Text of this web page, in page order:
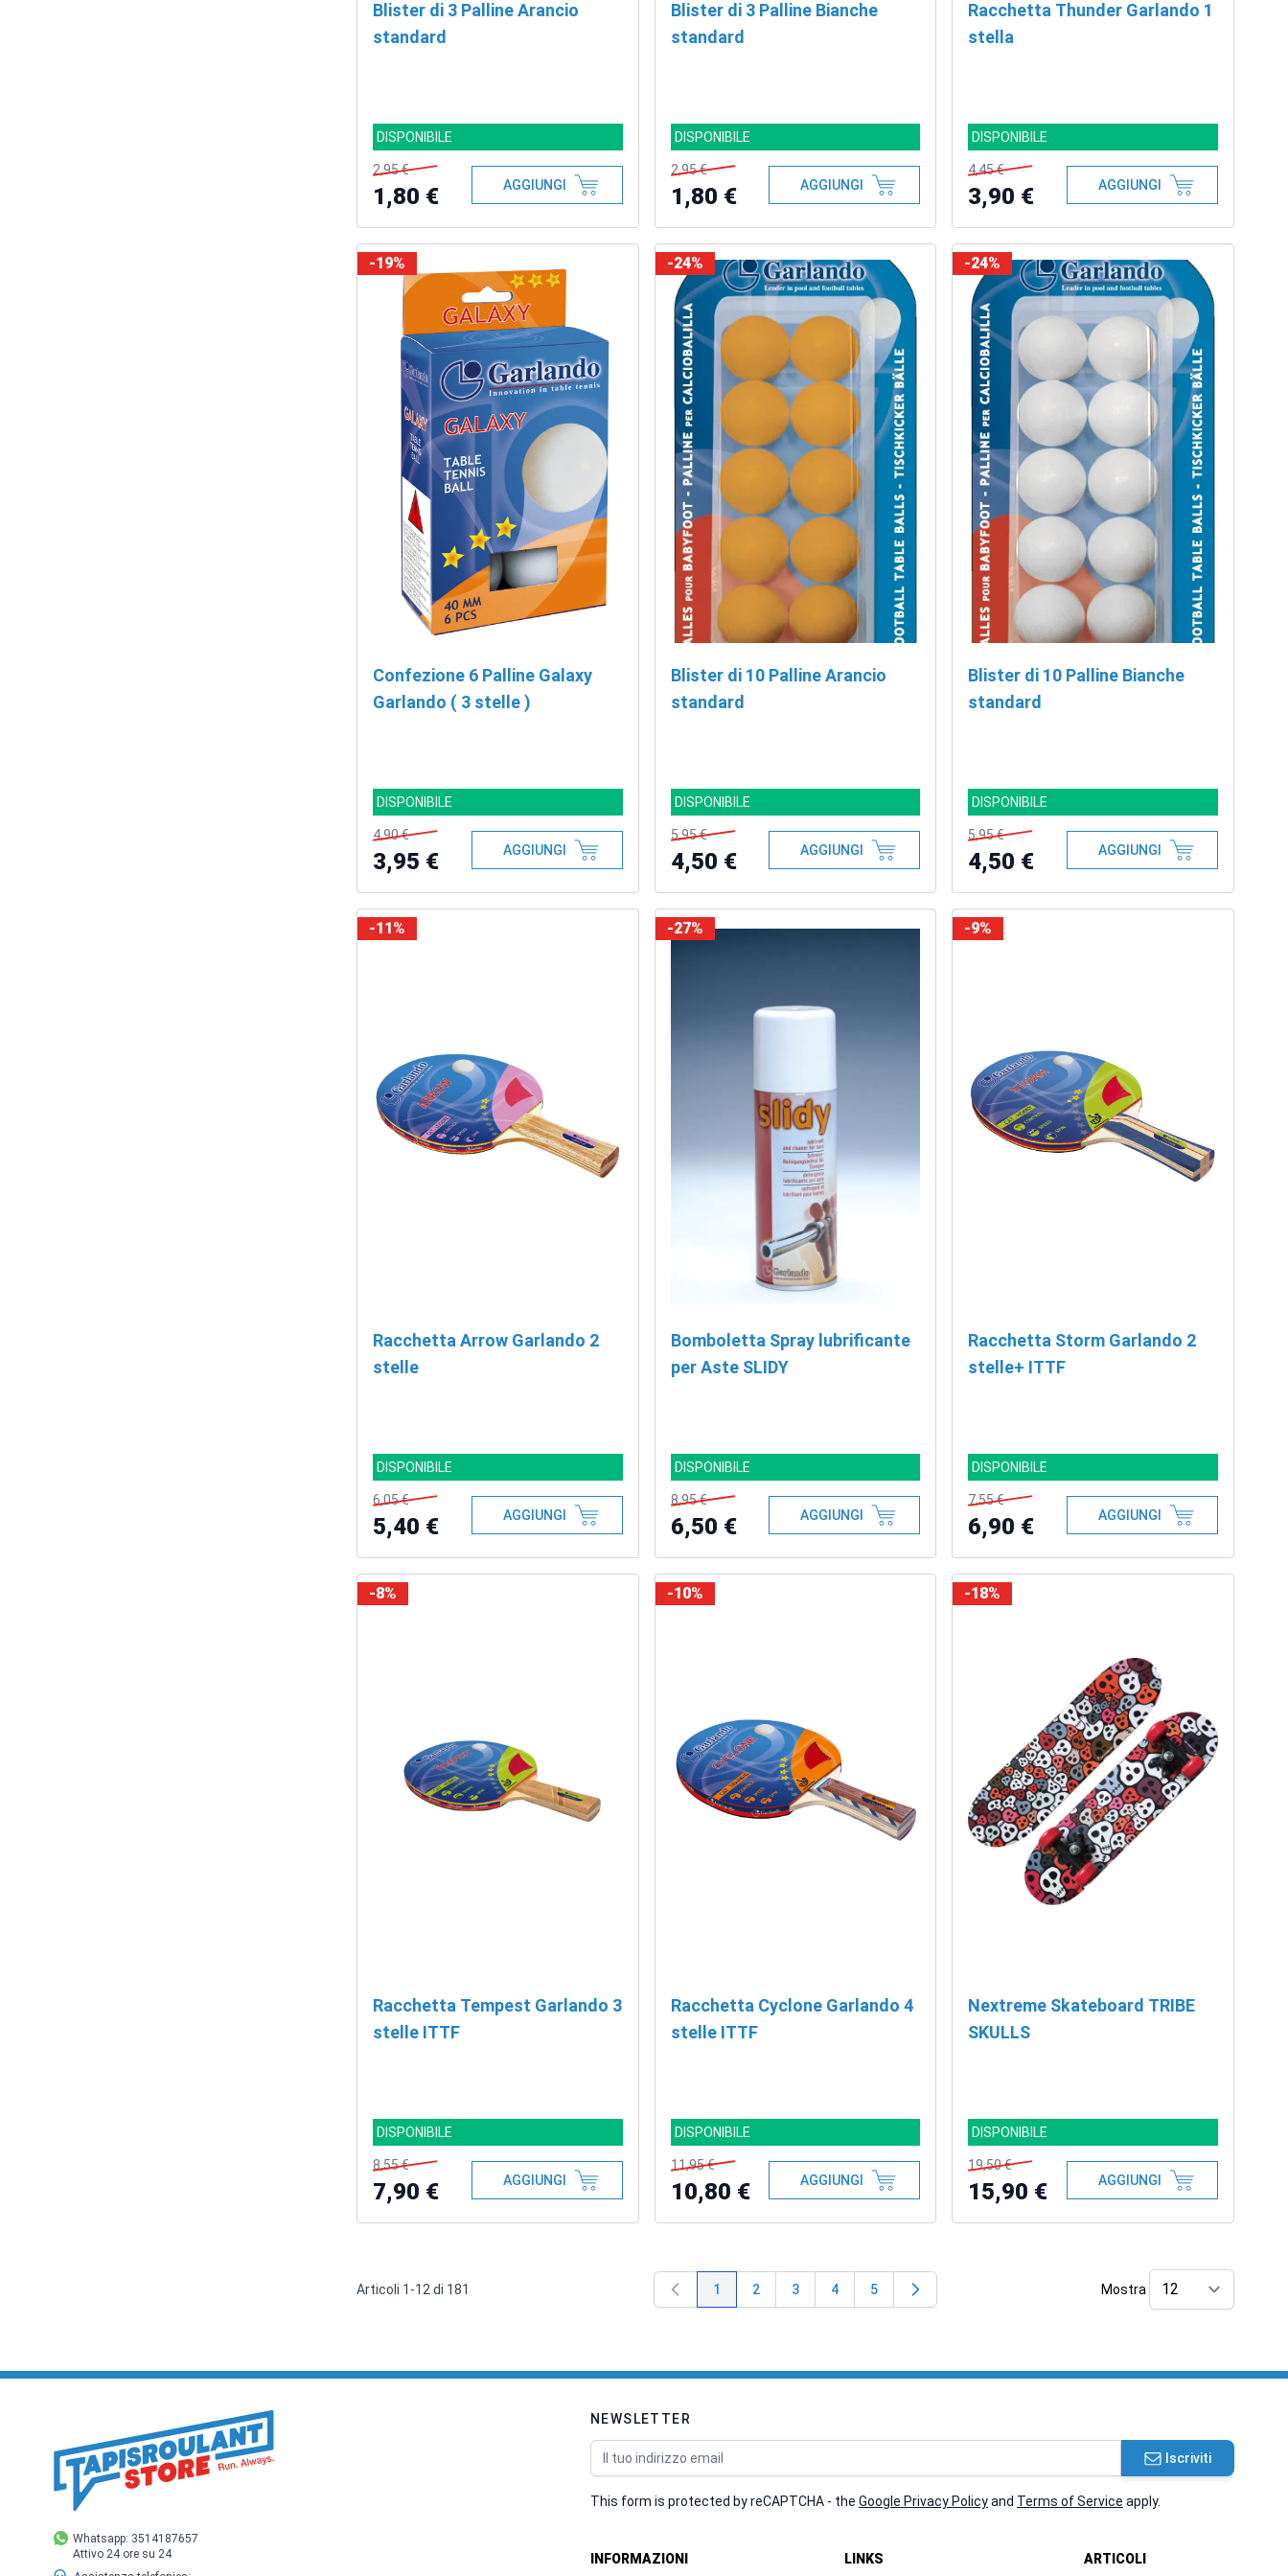
Blister di 3 Palline Arancio
standard
DISPONIBILE
2,95 €
1,80 € AGGIUNGI
Blister di 3 Palline Bianche
standard
DISPONIBILE
2,95 €
1,80 € AGGIUNGI
Racchetta Thunder Garlando 1
stella
DISPONIBILE
4,45 €
3,90 € AGGIUNGI
Confezione 6 Palline Galaxy
Garlando ( 3 stelle )
DISPONIBILE
-19%
4,90 €
3,95 € AGGIUNGI
Blister di 10 Palline Arancio
standard
DISPONIBILE
-24%
5,95 €
4,50 € AGGIUNGI
Blister di 10 Palline Bianche
standard
DISPONIBILE
-24%
5,95 €
4,50 € AGGIUNGI
Racchetta Arrow Garlando 2
stelle
DISPONIBILE
-11%
6,05 €
5,40 € AGGIUNGI
Bomboletta Spray lubrificante
per Aste SLIDY
DISPONIBILE
-27%
8,95 €
6,50 € AGGIUNGI
Racchetta Storm Garlando 2
stelle+ ITTF
DISPONIBILE
-9%
7,55 €
6,90 € AGGIUNGI
Racchetta Tempest Garlando 3
stelle ITTF
DISPONIBILE
-8%
8,55 €
7,90 € AGGIUNGI
Racchetta Cyclone Garlando 4
stelle ITTF
DISPONIBILE
-10%
11,95 €
10,80 € AGGIUNGI
Nextreme Skateboard TRIBE
SKULLS
DISPONIBILE
-18%
19,50 €
15,90 € AGGIUNGI
Articoli 1 -12 di 181
Attualmente stai leggendo la pagina
1
Pagina
2
Pagina
3
Pagina
4
Pagina
5 Mostra
Whatsapp: 3514187657
Attivo 24 ore su 24
NEWSLETTER
Indirizzo email Iscriviti
This form is protected by reCAPTCHA - the Google Privacy Policyand Terms of Service apply.
INFORMAZIONI LINKS ARTICOLI